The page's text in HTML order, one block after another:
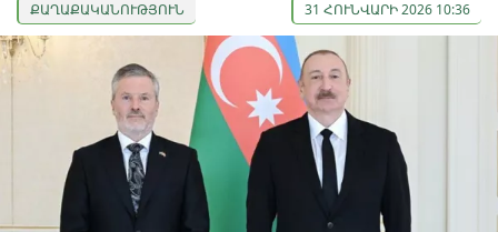
ՔԱՂԱՔԱԿԱՆՈՒԹՅՈՒՆ 31 ՀՈՒՆՎԱՐԻ 2026 10:36